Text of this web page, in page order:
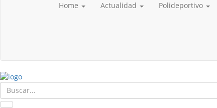
Home Actualidad Polideportivo